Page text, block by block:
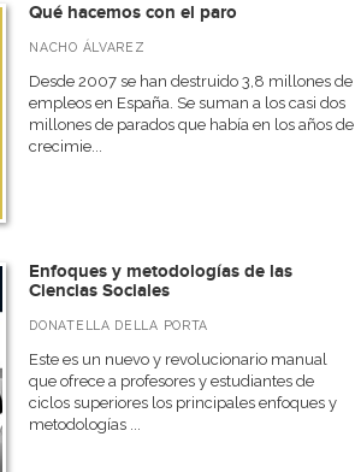
Qué hacemos con el paro
NACHO ÁLVAREZ
Desde 2007 se han destruido 3,8 millones de
empleos en España. Se suman a los casi dos
millones de parados que había en los años de
crecimie...
Enfoques y metodologías de las
Ciencias Sociales
DONATELLA DELLA PORTA
Este es un nuevo y revolucionario manual
que ofrece a profesores y estudiantes de
ciclos superiores los principales enfoques y
metodologías ...